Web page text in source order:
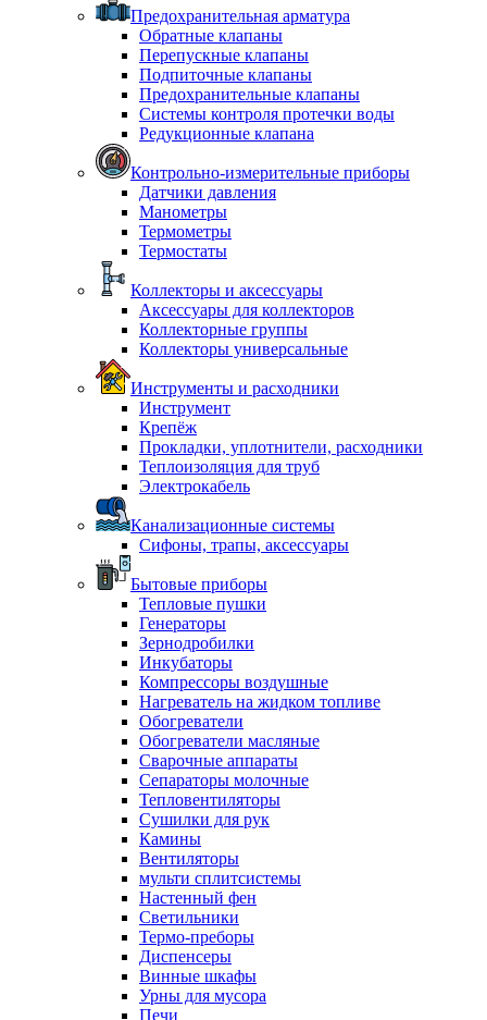
Предохранительная арматура
Обратные клапаны
Перепускные клапаны
Подпиточные клапаны
Предохранительные клапаны
Системы контроля протечки воды
Редукционные клапана
Контрольно-измерительные приборы
Датчики давления
Манометры
Термометры
Термостаты
Коллекторы и аксессуары
Аксессуары для коллекторов
Коллекторные группы
Коллекторы универсальные
Инструменты и расходники
Инструмент
Крепёж
Прокладки, уплотнители, расходники
Теплоизоляция для труб
Электрокабель
Канализационные системы
Сифоны, трапы, аксессуары
Бытовые приборы
Тепловые пушки
Генераторы
Зернодробилки
Инкубаторы
Компрессоры воздушные
Нагреватель на жидком топливе
Обогреватели
Обогреватели масляные
Сварочные аппараты
Сепараторы молочные
Тепловентиляторы
Сушилки для рук
Камины
Вентиляторы
мульти сплитсистемы
Настенный фен
Светильники
Термо-преборы
Диспенсеры
Винные шкафы
Урны для мусора
Печи